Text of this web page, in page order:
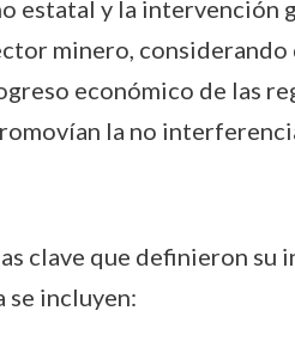
estatal y la intervención
minero,
económico de las
la no
clave que definieron
se incluyen: